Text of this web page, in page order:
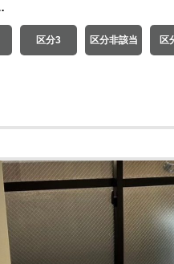
区分3 区分非該当 区